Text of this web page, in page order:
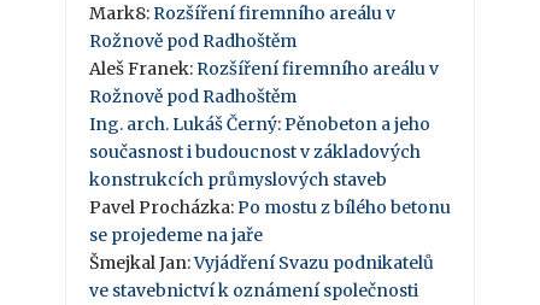
Mark8: Rozšíření firemního areálu v
Rožnově pod Radhoštěm
Aleš Franek: Rozšíření firemního areálu v
Rožnově pod Radhoštěm
Ing. arch. Lukáš Černý: Pěnobeton a jeho
současnost i budoucnost v základových
konstrukcích průmyslových staveb
Pavel Procházka: Po mostu z bílého betonu
se projedeme na jaře
Šmejkal Jan:Vyjádření Svazu podnikatelů
ve stavebnictví k oznámení společnosti